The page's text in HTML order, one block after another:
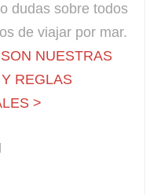
dudas sobre todos
de viajar por mar.
NUESTRAS
REGLAS
>